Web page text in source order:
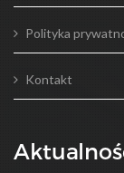
Polityka
Kontakt